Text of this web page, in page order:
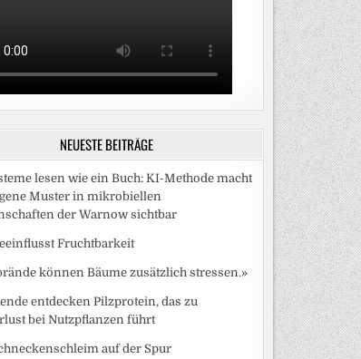
NEUESTE BEITRÄGE
lesen wie ein Buch: KI-Methode macht
Muster in mikrobiellen
der Warnow sichtbar
Fruchtbarkeit
können Bäume zusätzlich stressen.»
entdecken Pilzprotein, das zu
bei Nutzpflanzen führt
auf der Spur